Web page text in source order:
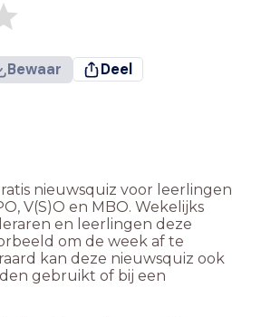
Bewaar Deel
nieuwsquiz voor leerlingen
V(S)O en MBO. Wekelijks
en leerlingen deze
om de week af te
kan deze nieuwsquiz ook
gebruikt of bij een